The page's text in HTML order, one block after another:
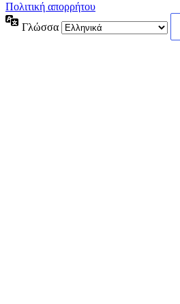
Πολιτική απορρήτου
Γλώσσα